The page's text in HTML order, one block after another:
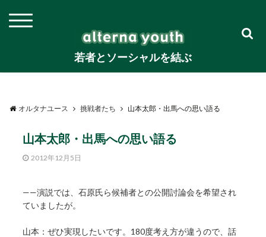
若者とソーシャルを結ぶ
オルタナユース 挑戦者たち 山本太郎・出馬への思い語る
山本太郎・出馬への思い語る
2012年12月5日
——演説では、石原氏ら候補者との公開討論会を希望され
ていましたが。
山本：ぜひ実現したいです。180度考え方が違うので、話